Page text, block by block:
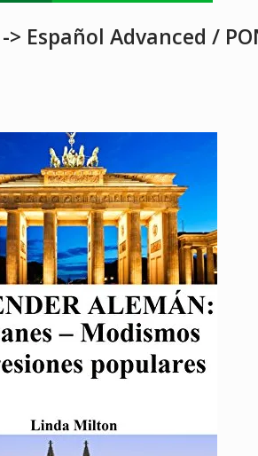
Español Advanced /